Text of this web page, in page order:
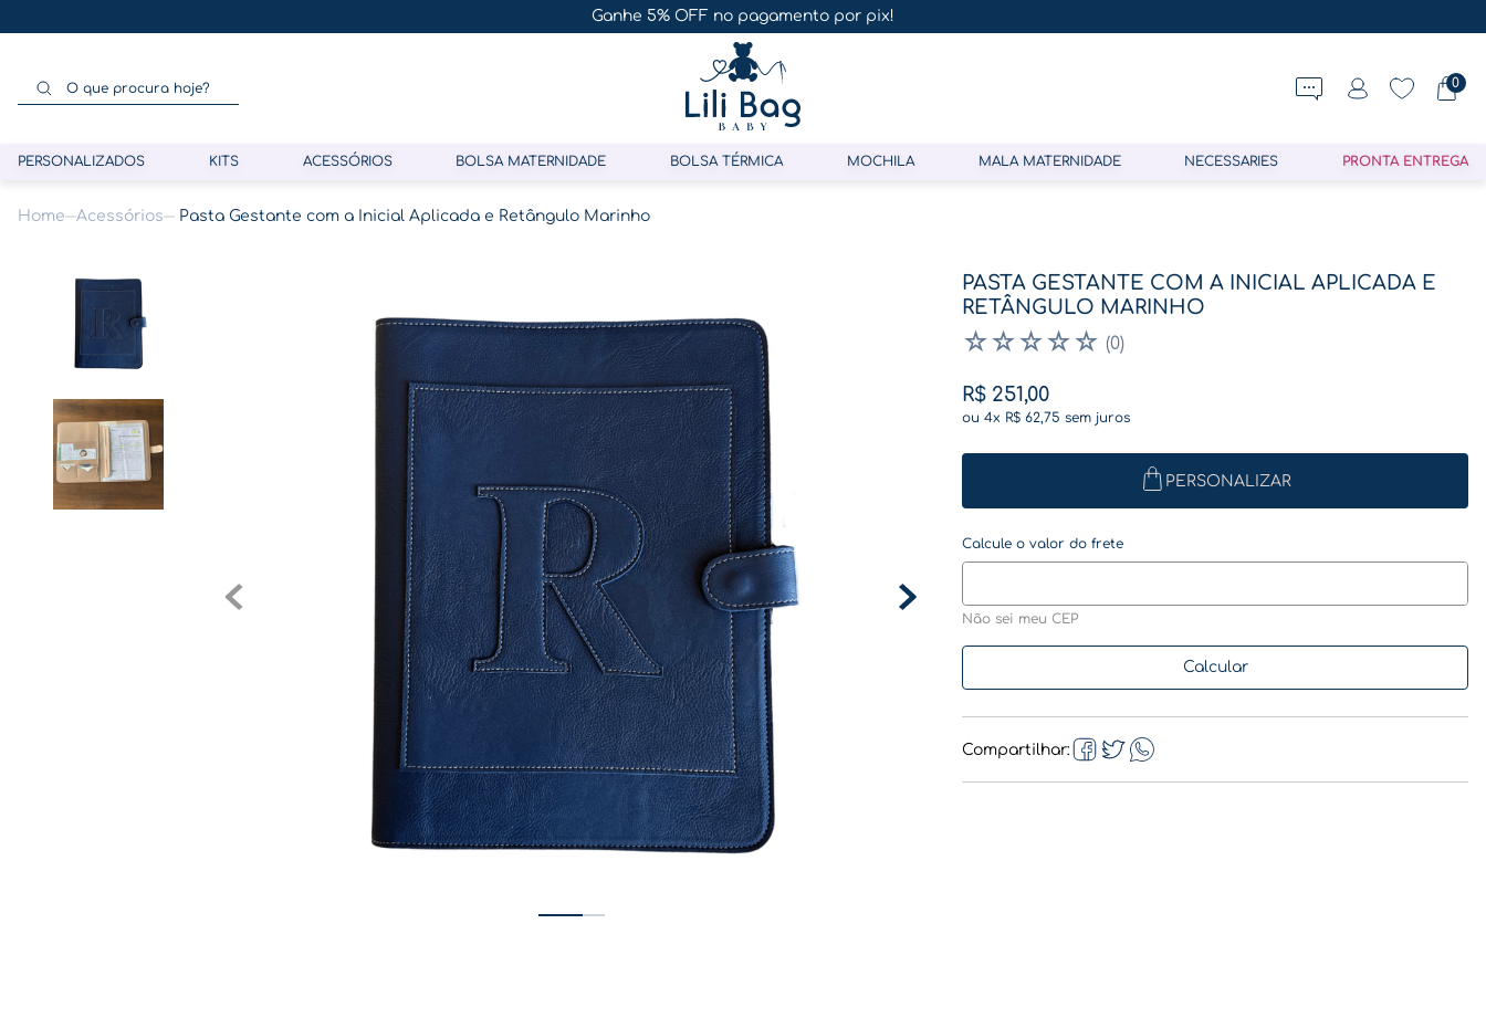
Ganhe 5% OFF no pagamento por pix!
O que procura hoje? 0
PERSONALIZADOS KITS ACESSÓRIOS BOLSA MATERNIDADE BOLSA TÉRMICA MOCHILA MALA MATERNIDADE NECESSARIES PRONTA ENTREGA
Acessórios Pasta Gestante com a Inicial Aplicada e Retângulo Marinho
PASTA GESTANTE COM A INICIAL APLICADA E
RETÂNGULO MARINHO
☆☆☆☆☆ (0)
R$ 251,00
ou 4x R$ 62,75 sem juros
PERSONALIZAR
Não sei meu CEP
Compartilhar
gestante
café
pasta
º pasta gestante
folha memórias barriga